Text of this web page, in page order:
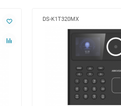
DS-K1T320MX